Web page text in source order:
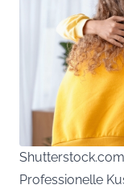
Shutterstock.com
Professionelle